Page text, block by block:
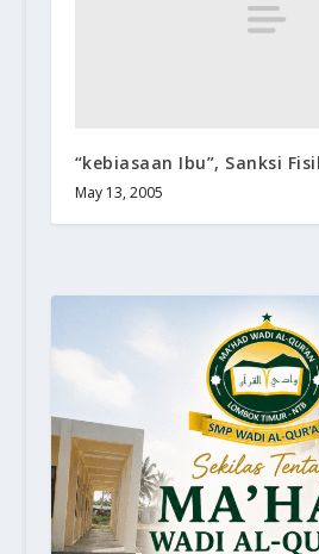
“kebiasaan Ibu”, Sanksi
May 13, 2005